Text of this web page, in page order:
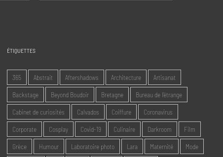
ÉTIQUETTES
365 Abstrait Aftershadows Architecture Artisanat
Backstage Beyond Boudoir Bretagne Bureau de l'étrange
Cabinet de curiosités Calvados Coiffure Coronavirus
Corporate Cosplay Covid-19 Culinaire Darkroom Film
Grèce Humour Laboratoire photo Lara Maternité Mode